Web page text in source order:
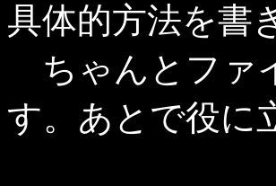
具体的方法を書
ちゃんとファ
す。あとで役に